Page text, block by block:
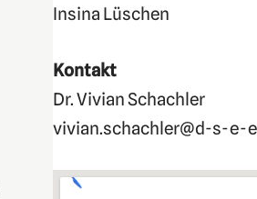
Insina Lüschen
Kontakt
Dr. Vivian Schachler
vivian.schachler@d-s-e-